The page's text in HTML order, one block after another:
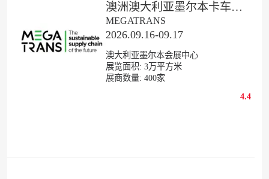
澳洲澳大利亚墨尔本卡车及商用车展览会
MEGATRANS
2026.09.16-09.17
澳大利亚墨尔本会展中心
展览面积: 3万平方米
展商数量: 400家
4.4